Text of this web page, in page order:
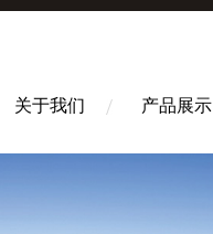
关于我们 产品展示